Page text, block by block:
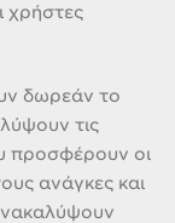
χρήστες
δωρεάν το
τις
προσφέρουν οι
ανάγκες και